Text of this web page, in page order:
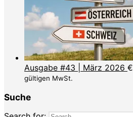
Ausgabe #43 | März 2026 €
gültigen MwSt.
Suche